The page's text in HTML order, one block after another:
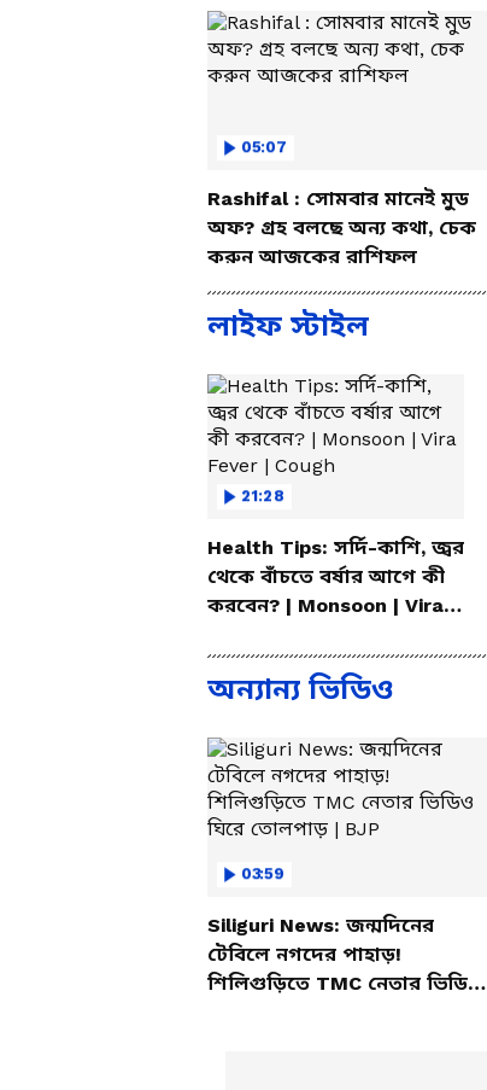
05:07
Rashifal : সোমবার মানেই মুড
অফ? গ্রহ বলছে অন্য কথা, চেক
করুন আজকের রাশিফল
লাইফ স্টাইল
21:28
Health Tips: সর্দি-কাশি, জ্বর
থেকে বাঁচতে বর্ষার আগে কী
করবেন? | Monsoon | Vira
অন্যান্য ভিডিও
03:59
Siliguri News: জন্মদিনের
টেবিলে নগদের পাহাড়!
শিলিগুড়িতে TMC নেতার ভিডিও